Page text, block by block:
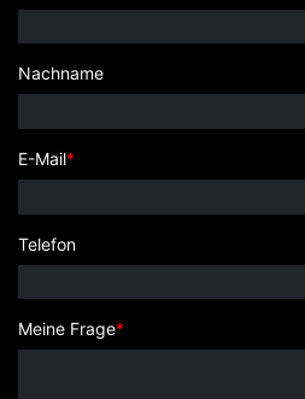
Nachname
E-Mail*
Telefon
Meine Frage*